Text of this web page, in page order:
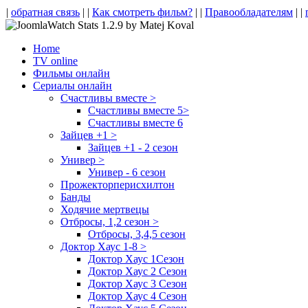
| обратная связь | | Как смотреть фильм? | | Правообладателям | |
Home
TV online
Фильмы онлайн
Сериалы онлайн
Счастливы вместе >
Счастливы вместе 5>
Счастливы вместе 6
Зайцев +1 >
Зайцев +1 - 2 сезон
Универ >
Универ - 6 сезон
Прожекторперисхилтон
Банды
Ходячие мертвецы
Отбросы, 1,2 сезон >
Отбросы, 3,4,5 сезон
Доктор Хаус 1-8 >
Доктор Хаус 1Сезон
Доктор Хаус 2 Сезон
Доктор Хаус 3 Сезон
Доктор Хаус 4 Сезон